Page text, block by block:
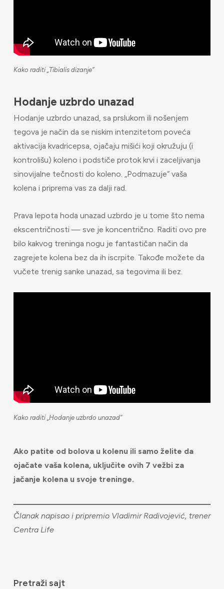
Kako raditi „Tibialis dizanje“
Hodanje uzbrdo unazad
Hodanje uzbrdo unazad, sa prslukom ili nošenjem
tegova je način da se niskim intenzitetom poveća
aktivacija kvadricepsa, ojačaju mišići koji okružuju (i
kontrolišu) koleno i podstiče protok krvi i zaceljivanja
sinovijalne tečnosti do koleno. „Podmazuje“ vaša
kolena i priprema vas za dalji rad.
Prava lepota hoda unazad uzbrdo je u tome što nema
ekscentričnosti — sve je koncentrično. Raditi ovo pre
bilo kakvog treninga nogu je fantastičan način da
zagrejete kolena bez da ih iscrpite. Takođe možete da
vučete trenig sanke unazad, sa tegovima ili bez.
Kako raditi „Hodanje uzbrdo unazad“
Ako patite od bolova u kolenu ili samo želite da
ojačate vaša kolena, uključite ovih 7 vežbi za
jačanje kolena u svoje treninge.
Članak napisao i pripremio Vladimir Radivojević, trener
Centra Life
Pretraži sajt